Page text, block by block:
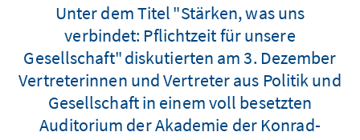
Unter dem Titel "Stärken, was uns
verbindet: Pflichtzeit für unsere
Gesellschaft" diskutierten am 3. Dezember
Vertreterinnen und Vertreter aus Politik und
Gesellschaft in einem voll besetzten
Auditorium der Akademie der Konrad-